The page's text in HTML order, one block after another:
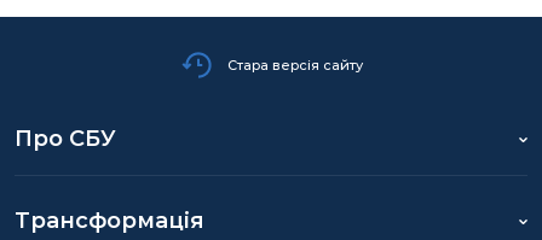
Стара версія сайту
Про СБУ
Трансформація